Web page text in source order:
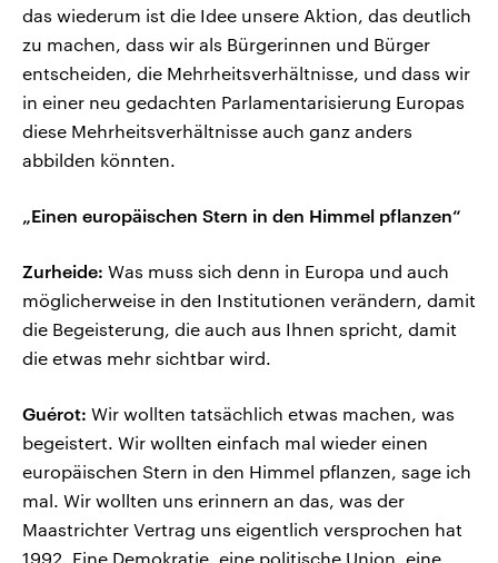
das wiederum ist die Idee unsere Aktion, das deutlich
zu machen, dass wir als Bürgerinnen und Bürger
entscheiden, die Mehrheitsverhältnisse, und dass wir
in einer neu gedachten Parlamentarisierung Europas
diese Mehrheitsverhältnisse auch ganz anders
abbilden könnten.
„Einen europäischen Stern in den Himmel pflanzen“
Zurheide: Was muss sich denn in Europa und auch
möglicherweise in den Institutionen verändern, damit
die Begeisterung, die auch aus Ihnen spricht, damit
die etwas mehr sichtbar wird.
Guérot: Wir wollten tatsächlich etwas machen, was
begeistert. Wir wollten einfach mal wieder einen
europäischen Stern in den Himmel pflanzen, sage ich
mal. Wir wollten uns erinnern an das, was der
Maastrichter Vertrag uns eigentlich versprochen hat
1992. Eine Demokratie, eine politische Union, eine